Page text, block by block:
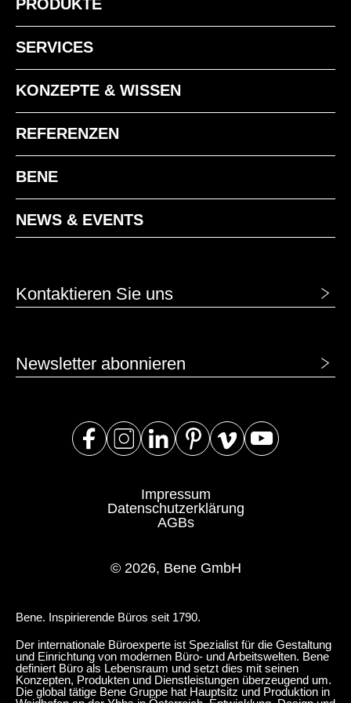
PRODUKTE
SERVICES
KONZEPTE & WISSEN
REFERENZEN
BENE
NEWS & EVENTS
Kontaktieren Sie uns
Newsletter abonnieren
© 2026, Bene GmbH
Impressum
Datenschutzerklärung
AGBs
Bene. Inspirierende Büros seit 1790.
Der internationale Büroexperte ist Spezialist für die Gestaltung
und Einrichtung von modernen Büro- und Arbeitswelten. Bene
definiert Büro als Lebensraum und setzt dies mit seinen
Konzepten, Produkten und Dienstleistungen überzeugend um.
Die global tätige Bene Gruppe hat Hauptsitz und Produktion in